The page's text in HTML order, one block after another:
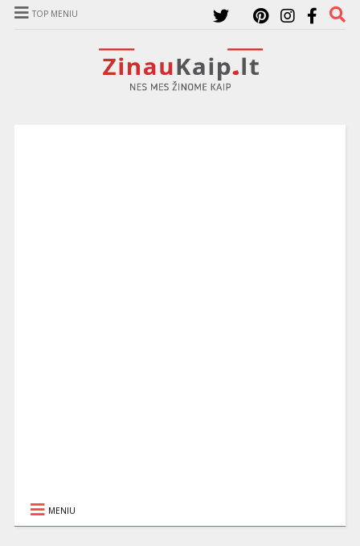
TOP MENIU
MENIU